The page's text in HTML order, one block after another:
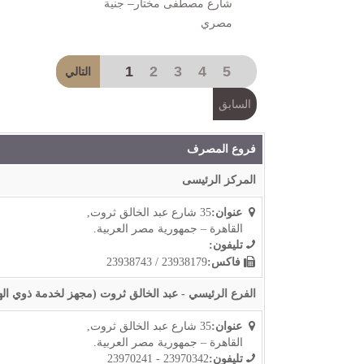
شارع مصطفى مختار– جنية
مصري
1 2 3 4 5
فروع المصرف
المركز الرئيسى
عنوان:35 شارع عبد الخالق ثروت,
القاهرة – جمهورية مصر العربية.
تليفون:
فاكس:23938179 / 23938743
الفرع الرئيسي - عبد الخالق ثروت (مجهز لخدمة ذوي
عنوان:35 شارع عبد الخالق ثروت,
القاهرة – جمهورية مصر العربية.
تليفون:23970342 - 23970241